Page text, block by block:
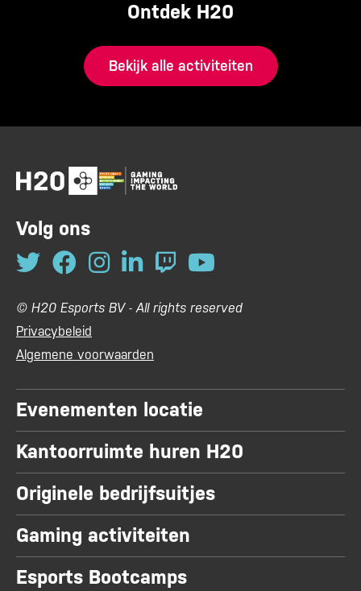
Ontdek H20
Bekijk alle activiteiten
Volg ons
© H20 Esports BV - All rights reserved
Privacybeleid
Algemene voorwaarden
Evenementen locatie
Kantoorruimte huren H20
Originele bedrijfsuitjes
Gaming activiteiten
Esports Bootcamps